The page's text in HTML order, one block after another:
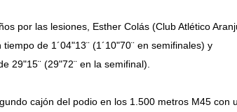
por las lesiones, Esther Colás (Club Atlético
de 1´04"13¨ (1´10"70¨ en semifinales) y
29"15¨ (29"72¨ en la semifinal).
cajón del podio en los 1.500 metros M45 con